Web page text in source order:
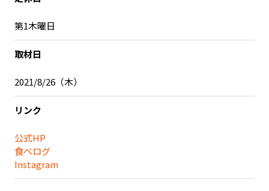
お問い合わせ
第1木曜日
取材日
2021/8/26（木）
リンク
公式HP
食べログ
Instagram